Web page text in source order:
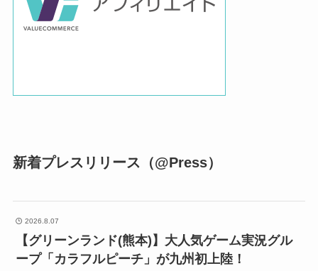
新着プレスリリース（@Press）
2026.8.07
【グリーンランド(熊本)】大人気ゲーム実況グル
ープ「カラフルピーチ」が九州初上陸！